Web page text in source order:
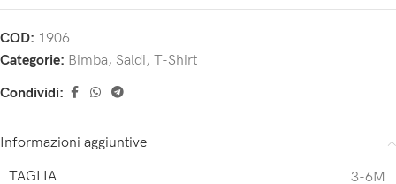
COD: 1906
Categorie: Bimba, Saldi, T-Shirt
Condividi:
Informazioni aggiuntive
TAGLIA
3-6M